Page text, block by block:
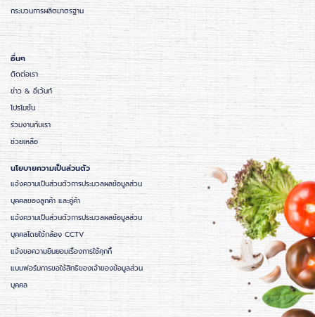
กระบวนการผลิตมาตรฐาน
อื่นๆ
ติดต่อเรา
ข่าว & อีเว้นท์
โปรโมชั่น
ร่วมงานกับเรา
ช่วยเหลือ
นโยบายความเป็นส่วนตัว
แจ้งความเป็นส่วนตัวการประมวลผลข้อมูลส่วน
บุคคลของลูกค้า และคู่ค้า
แจ้งความเป็นส่วนตัวการประมวลผลข้อมูลส่วน
บุคคลโดยใช้กล้อง CCTV
แจ้งขอความยินยอมเรื่องการใช้คุกกี้
แบบฟอร์มการขอใช้สิทธิของเจ้าของข้อมูลส่วน
บุคคล